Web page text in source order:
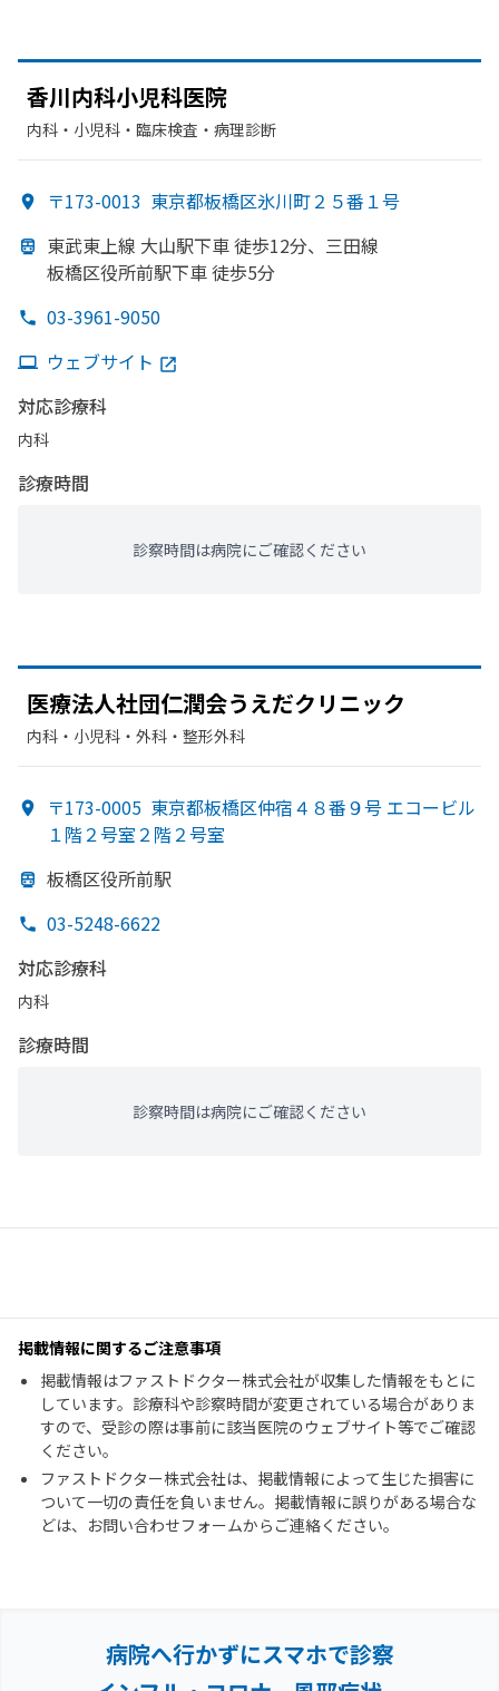
香川内科小児科医院
内科・​小児科・​臨床検査・病理診断
〒173-0013 東京都板橋区氷川町２５番１号
東武東上線 大山駅下車 徒歩12分、 三田線
板橋区役所前駅下車 徒歩5分
03-3961-9050
ウェブサイト
対応診療科
内科
診療時間
診察時間は病院にご確認ください
医療法人社団仁潤会うえだクリニック
内科・​小児科・​外科・​整形外科
〒173-0005 東京都板橋区仲宿４８番９号 エコービル
１階２号室２階２号室
板橋区役所前駅
03-5248-6622
対応診療科
内科
診療時間
診察時間は病院にご確認ください
掲載情報に関するご注意事項
掲載情報はファストドクター株式会社が収集した情報をもとに
しています。診療科や診察時間が変更されている場合がありま
すので、受診の際は事前に該当医院のウェブサイト等でご確認
ください。
ファストドクター株式会社は、掲載情報によって生じた損害に
ついて一切の責任を負いません。掲載情報に誤りがある場合な
どは、お問い合わせフォームからご連絡ください。
病院へ行かずにスマホで診察